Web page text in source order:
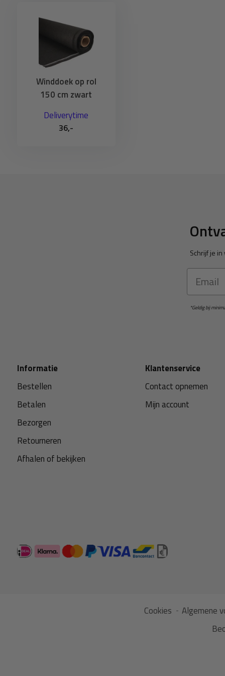
Het winddoek is standaard voorzien van ingeweven
bevestiging met tie-wraps. Voor een luxere afwerking is
geschikt voor bevestiging met elastisch koord of
Winddoek op rol
150 cm zwart
Deliverytime
36,-
Schrijf je
Email
*Geldig bij
Informatie
Bestellen
Betalen
Bezorgen
Retourneren
Afhalen of bekijken
Klantenservice
Contact opnemen
Mijn account
Cookies Algemene